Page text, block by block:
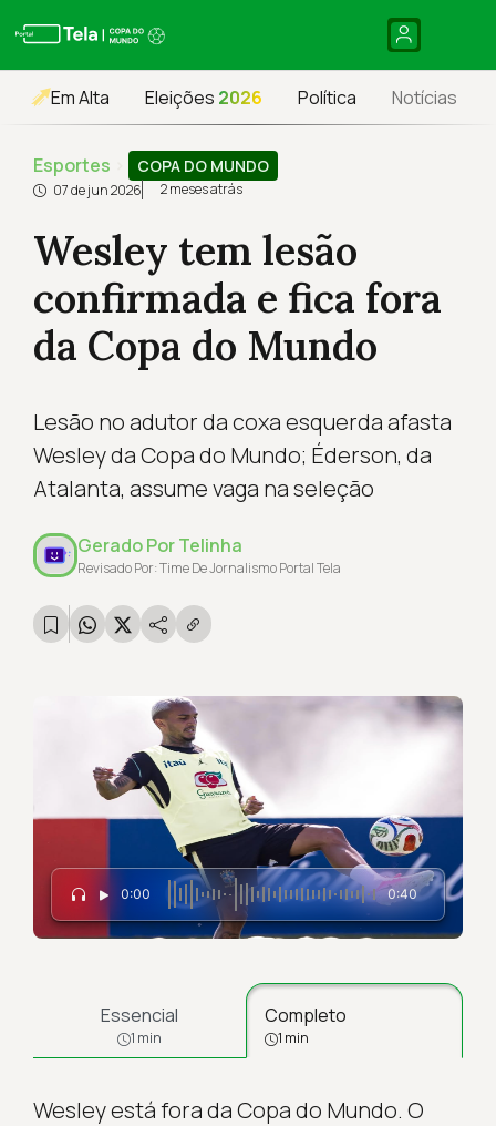
Em Alta Eleições 2026 Política Notícias
Esportes COPA DO MUNDO
07 de jun 2026 2 meses atrás
Wesley tem lesão
confirmada e fica fora
da Copa do Mundo
Lesão no adutor da coxa esquerda afasta
Wesley da Copa do Mundo; Éderson, da
Atalanta, assume vaga na seleção
Gerado PorTelinha
Revisado Por: Time De Jornalismo Portal Tela
0:00 0:40
Essencial
1 min
Completo
1 min
Wesley está fora da Copa do Mundo. O